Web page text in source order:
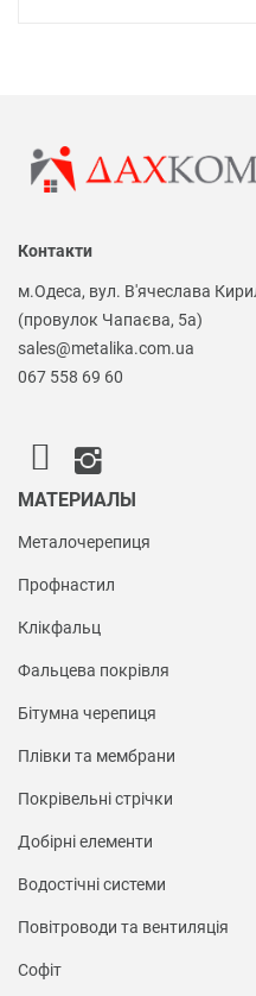
Контакти
м.Одеса, вул. В'ячеслава
(провулок Чапаєва, 5а)
sales@metalika.com.ua
067 558 69 60
МАТЕРИАЛЫ
Металочерепиця
Профнастил
Клікфальц
Фальцева покрівля
Бітумна черепиця
Плівки та мембрани
Покрівельні стрічки
Добірні елементи
Водостічні системи
Повітроводи та вентиляція
Софіт